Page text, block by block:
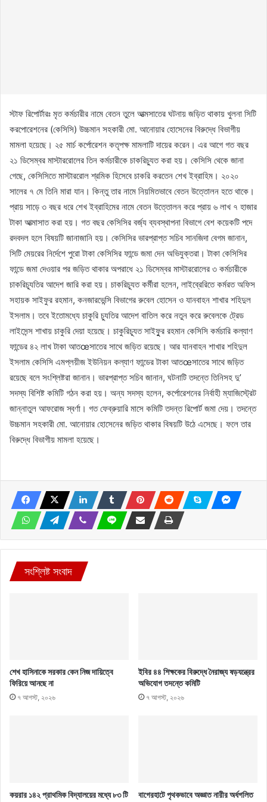
স্টাফ রিপোর্টারঃ মৃত কর্মচারীর নামে বেতন তুলে আত্মসাতের ঘটনায় জড়িত থাকায় খুলনা সিটি
করপোরেশনের (কেসিসি) উচ্চমান সহকারী মো. আনোয়ার হোসেনের বিরুদ্ধে বিভাগীয়
মামলা হয়েছে। ২৫ মার্চ কর্পোরেশন কতৃপক্ষ মামলাটি দায়ের করেন। এর আগে গত বছর
২১ ডিসেম্বর মাস্টাররোলের তিন কর্মচারীকে চাকরিচ্যুত করা হয়। কেসিসি থেকে জানা
গেছে, কেসিসিতে মাস্টাররোল শ্রমিক হিসেবে চাকরি করতেন শেখ ইব্রাহিম। ২০২০
সালের ৭ মে তিনি মারা যান। কিন্তু তার নামে নিয়মিতভাবে বেতন উত্তোলন হতে থাকে।
প্রায় সাড়ে ৩ বছর ধরে শেখ ইব্রাহিমের নামে বেতন উত্তোলন করে প্রায় ৬ লাখ ৭ হাজার
টাকা আত্মাসাত করা হয়। গত বছর কেসিসির বর্জ্য ব্যবস্থাপনা বিভাগে বেশ কয়েকটি পদে
রদবদল হলে বিষয়টি জানাজানি হয়। কেসিসির ভারপ্রাপ্ত সচিব সানজিদা বেগম জানান,
সিটি মেয়রের নির্দেশে পুরো টাকা কেসিসির ফান্ডে জমা দেন অভিযুক্তরা। টাকা কেসিসির
ফান্ডে জমা দেওয়ার পর জড়িত থাকার অপরাধে ২১ ডিসেম্বর মাস্টাররোলের ৩ কর্মচারীকে
চাকরিচ্যূতির আদেশ জারি করা হয়। চাকরিচ্যূত কর্মীরা হলেন, লাইব্রেরিতে কর্মরত অফিস
সহায়ক সাইফুর রহমান, কনজারভেন্সি বিভাগের রুবেল হোসেন ও যানবাহন শাখার শহিদুল
ইসলাম। তবে ইতোমধ্যে চাকুরি চ্যুতির আদেশ বাতিল করে নতুন করে রুবেলকে ট্রেড
লাইসেন্স শাখায় চাকুরি দেয়া হয়েছে। চাকুরিচ্যূত সাইফুুর রহমান কেসিসি কর্মচারি কল্যাণ
ফান্ডের ৪২ লাখ টাকা আতœসাতের সাথে জড়িত রয়েছে। আর যানবাহন শাখার শহিদুল
ইসলাম কেসিসি এমপ্লয়ীজ ইউনিয়ন কল্যাণ ফান্ডের টাকা আতœসাতের সাথে জড়িত
রয়েছে বলে সংশ্লিষ্টরা জানান। ভারপ্রাপ্ত সচিব জানান, ঘটনাটি তদন্তে তিনিসহ দু’
সদস্য বিশিষ্ট কমিটি গঠন করা হয়। অন্য সদস্য হলেন, কর্পোরেশনের নির্বাহী ম্যাজিস্ট্রেট
জান্নাতুল আফরোজ স্বর্ণা। গত ফেব্রুয়ারি মাসে কমিটি তদন্ত রিপোর্ট জমা দেয়। তদন্তে
উচ্চমান সহকারী মো. আনোয়ার হোসেনের জড়িত থাকার বিষয়টি উঠে এসেছে। ফলে তার
বিরুদ্ধে বিভাগীয় মামলা হয়েছে।
সংশ্লিষ্ট সংবাদ
শেখ হাসিনাকে সরকার কেন নিজ দায়িত্বে
ফিরিয়ে আনছে না
৭ আগস্ট, ২০২৬
ইবির ৪৪ শিক্ষকের বিরুদ্ধে নৈরাজ্য ষড়যন্ত্রের
অভিযোগ তদন্তে কমিটি
৭ আগস্ট, ২০২৬
কয়রার ১৪২ প্রাথমিক বিদ্যালয়ের মধ্যে ৮৩ টি
বাগেরহাটে পৃথকভাবে অজ্ঞাত নারীর অর্ধগলিত